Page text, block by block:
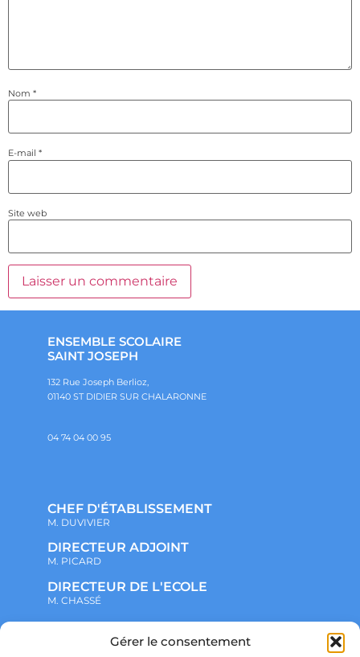
Gérer le consentement
Nom *
E-mail *
Site web
ENSEMBLE SCOLAIRE
SAINT JOSEPH
132 Rue Joseph Berlioz,
01140 ST DIDIER SUR CHALARONNE
04 74 04 00 95
CHEF D'ÉTABLISSEMENT
M. DUVIVIER
DIRECTEUR ADJOINT
M. PICARD
DIRECTEUR DE L'ECOLE
M. CHASSÉ
NOTRE ENSEMBLE SCOLAIRE